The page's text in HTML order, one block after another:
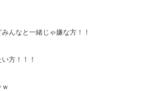
んなと一緒じゃ嫌な方！！
方！！！